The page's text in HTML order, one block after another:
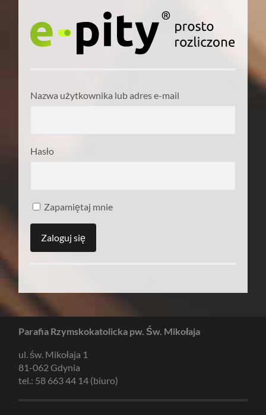
Nazwa użytkownika lub adres e-mail
Hasło
Zapamiętaj mnie
Parafia Rzymskokatolicka pw. Św. Mikołaja
ul. św. Mikołaja 1
81-062 Gdynia
tel.: 58 663 44 14 (biuro)